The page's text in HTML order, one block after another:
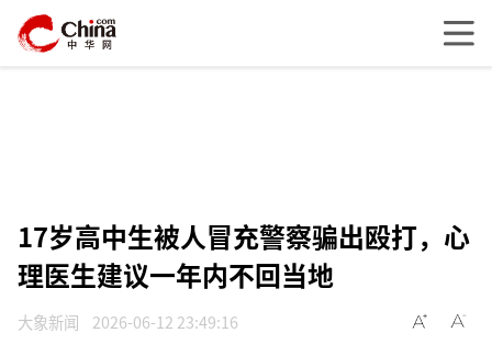
17岁高中生被人冒充警察骗出殴打，心
理医生建议一年内不回当地
大象新闻 2026-06-12 23:49:16